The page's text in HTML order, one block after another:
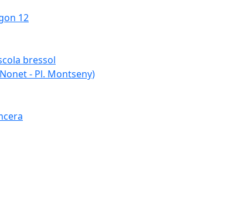
12
bressol
- Pl. Montseny)